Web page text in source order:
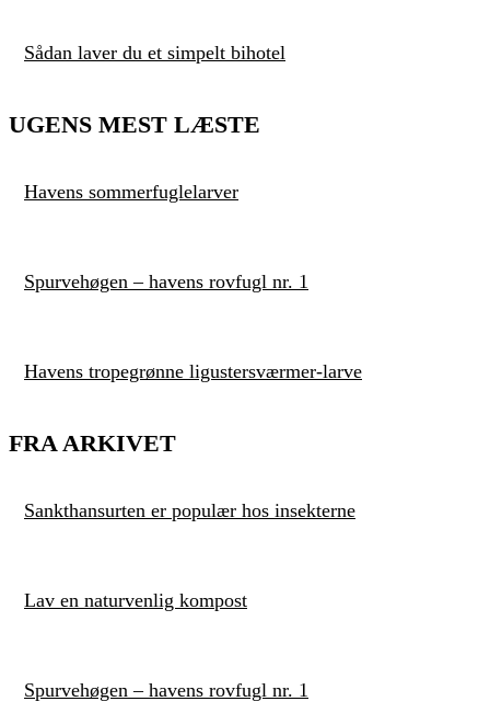
Sådan laver du et simpelt bihotel
UGENS MEST LÆSTE
Havens sommerfuglelarver
Spurvehøgen – havens rovfugl nr. 1
Havens tropegrønne ligustersværmer-larve
FRA ARKIVET
Sankthansurten er populær hos insekterne
Lav en naturvenlig kompost
Spurvehøgen – havens rovfugl nr. 1